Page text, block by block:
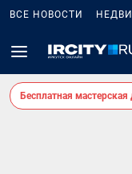
ВСЕ НОВОСТИ
Бесплатная